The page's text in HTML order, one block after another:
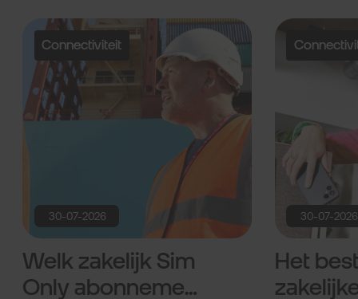
Connectiviteit
30-07-2026
Welk zakelijk Sim
Only abonnement
30-07-2026
Het